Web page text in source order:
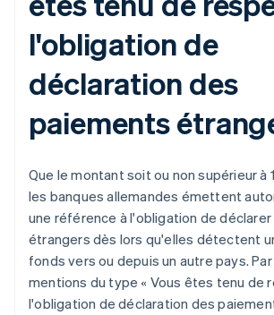
l'obligation de
déclaration des
paiements
Que le montant soit ou non supérieur à
les banques allemandes émettent
une référence à l'obligation de
étrangers dès lors qu'elles détectent
fonds vers ou depuis un autre pays. Par
mentions du type « Vous êtes tenu de
l'obligation de déclaration des